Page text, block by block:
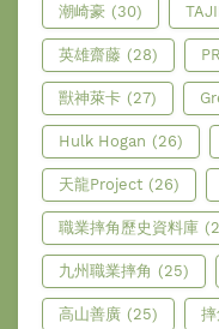
潮崎豪 (30)
英雄齋藤 (28)
獸神萊卡 (27)
Hulk Hogan (26)
天龍Project (26)
職業摔角歷史資料庫
九州職業摔角 (25)
高山善廣 (25)